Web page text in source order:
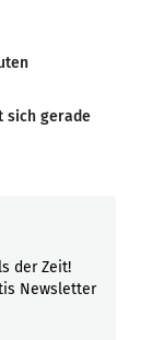
sich gerade
der Zeit!
Newsletter